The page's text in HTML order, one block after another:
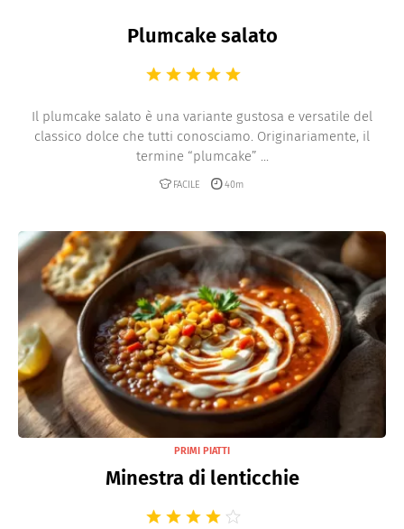
Plumcake salato
Il plumcake salato è una variante gustosa e versatile del
classico dolce che tutti conosciamo. Originariamente, il
termine “plumcake” ...
FACILE 40m
PRIMI PIATTI
Minestra di lenticchie